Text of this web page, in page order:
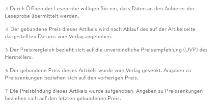
3 Durch Öffnen der Leseprobe willigen Sie ein, dass Daten an den Anbieter der
Leseprobe übermittelt werden.
4 Der gebundene Preis dieses Artikels wird nach Ablauf des auf der Artikelseite
dargestellten Datums vom Verlag angehoben.
5 Der Preisvergleich bezieht sich auf die unverbindliche Preisempfehlung (UVP) des
Herstellers.
6 Der gebundene Preis dieses Artikels wurde vom Verlag gesenkt. Angaben zu
Preissenkungen beziehen sich auf den vorherigen Preis.
7 Die Preisbindung dieses Artikels wurde aufgehoben. Angaben zu Preissenkungen
beziehen sich auf den letzten gebundenen Preis.